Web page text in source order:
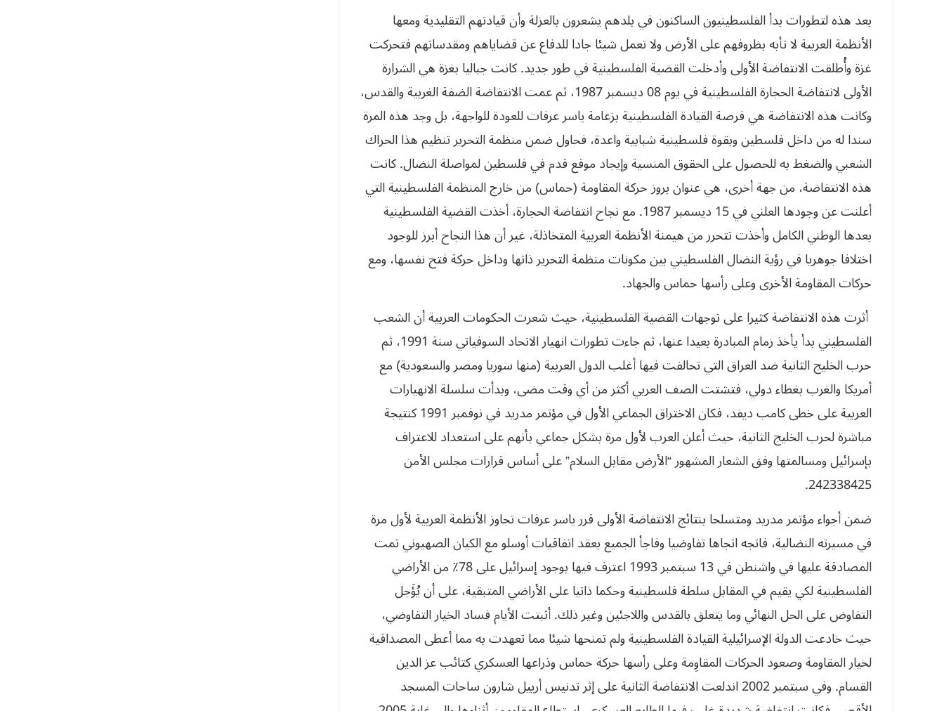
بعد هذه لتطورات بدأ الفلسطينيون الساكنون في بلدهم يشعرون بالعزلة وأن قيادتهم التقليدية ومعها
الأنظمة العربية لا تأبه بظروفهم على الأرض ولا تعمل شيئا جادا للدفاع عن قضاياهم ومقدساتهم فتحركت
غزة وأُطلقت الانتفاضة الأولى وأدخلت القضية الفلسطينية في طور جديد. كانت جباليا بغزة هي الشرارة
الأولى لانتفاضة الحجارة الفلسطينية في يوم 08 ديسمبر 1987، ثم عمت الانتفاضة الضفة الغربية والقدس،
وكانت هذه الانتفاضة هي فرصة القيادة الفلسطينية بزعامة ياسر عرفات للعودة للواجهة، بل وجد هذه المرة
سندا له من داخل فلسطين وبقوة فلسطينية شبابية واعدة، فحاول ضمن منظمة التحرير تنظيم هذا الحراك
الشعبي والضغط به للحصول على الحقوق المنسية وإيجاد موقع قدم في فلسطين لمواصلة النضال. كانت
هذه الانتفاضة، من جهة أخرى، هي عنوان بروز حركة المقاومة (حماس) من خارج المنظمة الفلسطينية التي
أعلنت عن وجودها العلني في 15 ديسمبر 1987. مع نجاح انتفاضة الحجارة، أخذت القضية الفلسطينية
بعدها الوطني الكامل وأخذت تتحرر من هيمنة الأنظمة العربية المتخاذلة، غير أن هذا النجاح أبرز للوجود
اختلافا جوهريا في رؤية النضال الفلسطيني بين مكونات منظمة التحرير ذاتها وداخل حركة فتح نفسها، ومع
حركات المقاومة الأخرى وعلى رأسها حماس والجهاد.
أثرت هذه الانتفاضة كثيرا على توجهات القضية الفلسطينية، حيث شعرت الحكومات العربية أن الشعب
الفلسطيني بدأ يأخذ زمام المبادرة بعيدا عنها، ثم جاءت تطورات انهيار الاتحاد السوفياتي سنة 1991، ثم
حرب الخليج الثانية ضد العراق التي تحالفت فيها أغلب الدول العربية (منها سوريا ومصر والسعودية) مع
أمريكا والغرب بغطاء دولي، فتشتت الصف العربي أكثر من أي وقت مضى، وبدأت سلسلة الانهيارات
العربية على خطى كامب ديفد، فكان الاختراق الجماعي الأول في مؤتمر مدريد في نوفمبر 1991 كنتيجة
مباشرة لحرب الخليج الثانية، حيث أعلن العرب لأول مرة بشكل جماعي بأنهم على استعداد للاعتراف
بإسرائيل ومسالمتها وفق الشعار المشهور “الأرض مقابل السلام” على أساس قرارات مجلس الأمن
242338425.
ضمن أجواء مؤتمر مدريد ومتسلحا بنتائج الانتفاضة الأولى قرر ياسر عرفات تجاوز الأنظمة العربية لأول مرة
في مسيرته النضالية، فاتجه اتجاها تفاوضيا وفاجأ الجميع بعقد اتفاقيات أوسلو مع الكيان الصهيوني تمت
المصادقة عليها في واشنطن في 13 سبتمبر 1993
اعترف فيها بوجود إسرائيل على 78٪ من الأراضي
الفلسطينية لكي يقيم في المقابل سلطة فلسطينية وحكما ذاتيا على الأراضي المتبقية، على أن يُؤَجل
التفاوض على الحل النهائي وما يتعلق بالقدس واللاجئين وغير ذلك. أثبتت الأيام فساد الخيار التفاوضي،
حيث خادعت الدولة الإسرائيلية القيادة الفلسطينية ولم تمنحها شيئا مما تعهدت به مما أعطى المصداقية
لخيار المقاومة وصعود الحركات المقاوِمة وعلى رأسها حركة حماس وذراعها العسكري كتائب عز الدين
القسام. وفي سبتمبر 2002 اندلعت الانتفاضة الثانية على إثر تدنيس أرييل شارون ساحات المسجد